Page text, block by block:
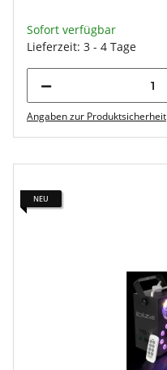
Sofort verfügbar
Lieferzeit: 3 - 4 Tage
Angaben zur Produktsicherheit
NEU